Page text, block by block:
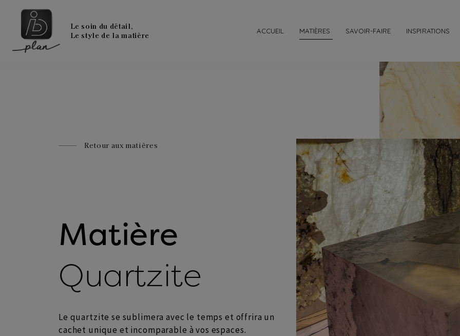
Le soin du détail,
Le style de la matière
ACCUEIL MATIÈRES SAVOIR-FAIRE INSPIRATIONS
Retour aux matières
Matière
Quartzite
Le quartzite se sublimera avec le temps et offrira un
cachet unique et incomparable à vos espaces.